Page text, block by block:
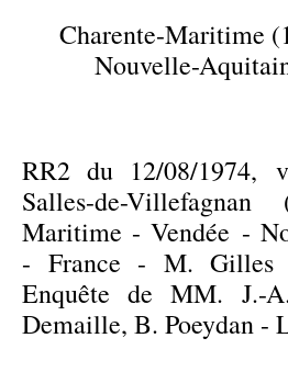
Charente-Maritime
Nouvelle-
RR2 du 12/08/1974,
Salles-de-
Maritime - Vendée -
- France - M. Gilles
Enquête de MM. J.-
Demaille, B. Poeydan -